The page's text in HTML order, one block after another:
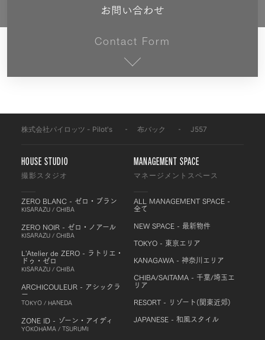
お問い合わせ
Contact Form
株式会社パイロッツ - Pilot's 布バック J557
HOUSE STUDIO
撮影スタジオ
ZERO BLANC - ゼロ・ブラン
KISARAZU / CHIBA
ZERO NOIR - ゼロ・ノアール
KISARAZU / CHIBA
L'Atelier de ZERO - ラトリエ・
ドゥ・ゼロ
KISARAZU / CHIBA
ARCHICOULEUR - アシックラ
ー
TOKYO / HANEDA
ZONE ID - ゾーン・アイディ
YOKOHAMA / TSURUMI
MANAGEMENT SPACE
マネージメントスペース
ALL MANAGEMENT SPACE -
全て
NEW SPACE - 最新物件
TOKYO - 東京エリア
KANAGAWA - 神奈川エリア
CHIBA/SAITAMA - 千葉/埼玉エ
リア
RESORT - リゾート(関東近郊)
JAPANESE - 和風スタイル